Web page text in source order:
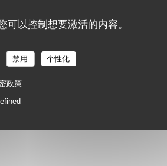
以控制想要激活的内容。
禁用 个性化
政策